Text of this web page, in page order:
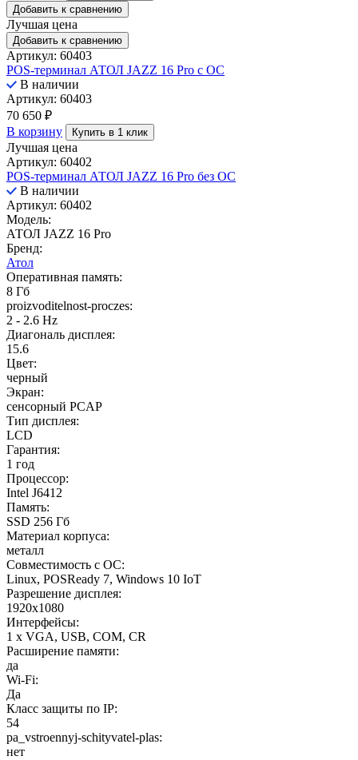
Добавить к сравнению
Лучшая цена
Добавить к сравнению
Артикул: 60403
POS-терминал АТОЛ JAZZ 16 Pro с ОС
В наличии
Артикул: 60403
70 650 ₽
В корзину
Купить в 1 клик
Лучшая цена
Артикул: 60402
POS-терминал АТОЛ JAZZ 16 Pro без ОС
В наличии
Артикул: 60402
Модель:
АТОЛ JAZZ 16 Pro
Бренд:
Атол
Оперативная память:
8 Гб
proizvoditelnost-proczes:
2 - 2.6 Hz
Диагональ дисплея:
15.6
Цвет:
черный
Экран:
сенсорный PCAP
Тип дисплея:
LCD
Гарантия:
1 год
Процессор:
Intel J6412
Память:
SSD 256 Гб
Материал корпуса:
металл
Совместимость с ОС:
Linux, POSReady 7, Windows 10 IoT
Разрешение дисплея:
1920x1080
Интерфейсы:
1 x VGA, USB, COM, CR
Расширение памяти:
да
Wi-Fi:
Да
Класс защиты по IP:
54
pa_vstroennyj-schityvatel-plas:
нет